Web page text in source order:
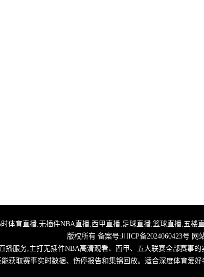
体育直播,无插件NBA直播,西甲直播,足球直播,篮球直播,五
版权所有 备案号:川ICP备2024060423号 网
播服务,主打无插件NBA高清观看、西甲、五大联赛全部赛事
获取赛事实时数据、伤停报告和集锦回放。适合深度体育爱